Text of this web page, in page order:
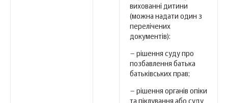
вихованні дитини
(можна надати один з
перелічених
документів):
– рішення суду про
позбавлення батька
батьківських прав;
– рішення органів опіки
та піклування або суду